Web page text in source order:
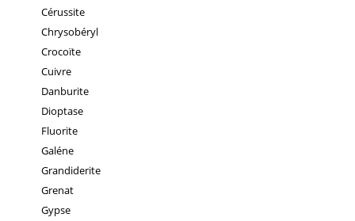
Cérussite
Chrysobéryl
Crocoïte
Cuivre
Danburite
Dioptase
Fluorite
Galéne
Grandiderite
Grenat
Gypse